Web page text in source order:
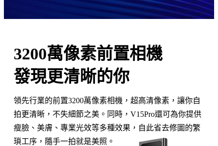
3200萬像素前置相機
發現更清晰的你
領先行業的前置3200萬像素相機，超高清像素，讓你自
拍更清晰，不失細節之美。同時，V15Pro還可為你提供
瘦臉、美膚、專業光效等多種效果，自此省去修圖的繁
瑣工序，隨手一拍就是美照。